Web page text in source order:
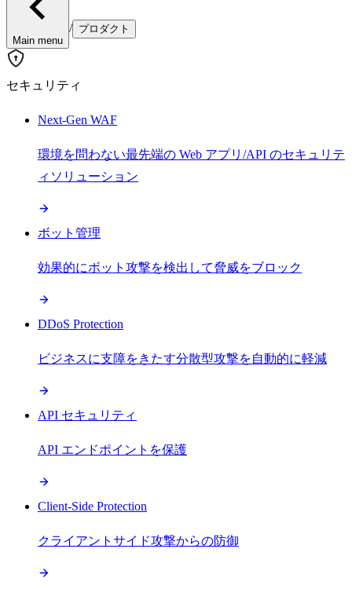
Main menu
/ プロダクト
セキュリティ
Next-Gen WAF
環境を問わない最先端の Web アプリ/API のセキュリテ
ィソリューション
ボット管理
効果的にボット攻撃を検出して脅威をブロック
DDoS Protection
ビジネスに支障をきたす分散型攻撃を自動的に軽減
API セキュリティ
API エンドポイントを保護
Client-Side Protection
クライアントサイド攻撃からの防御